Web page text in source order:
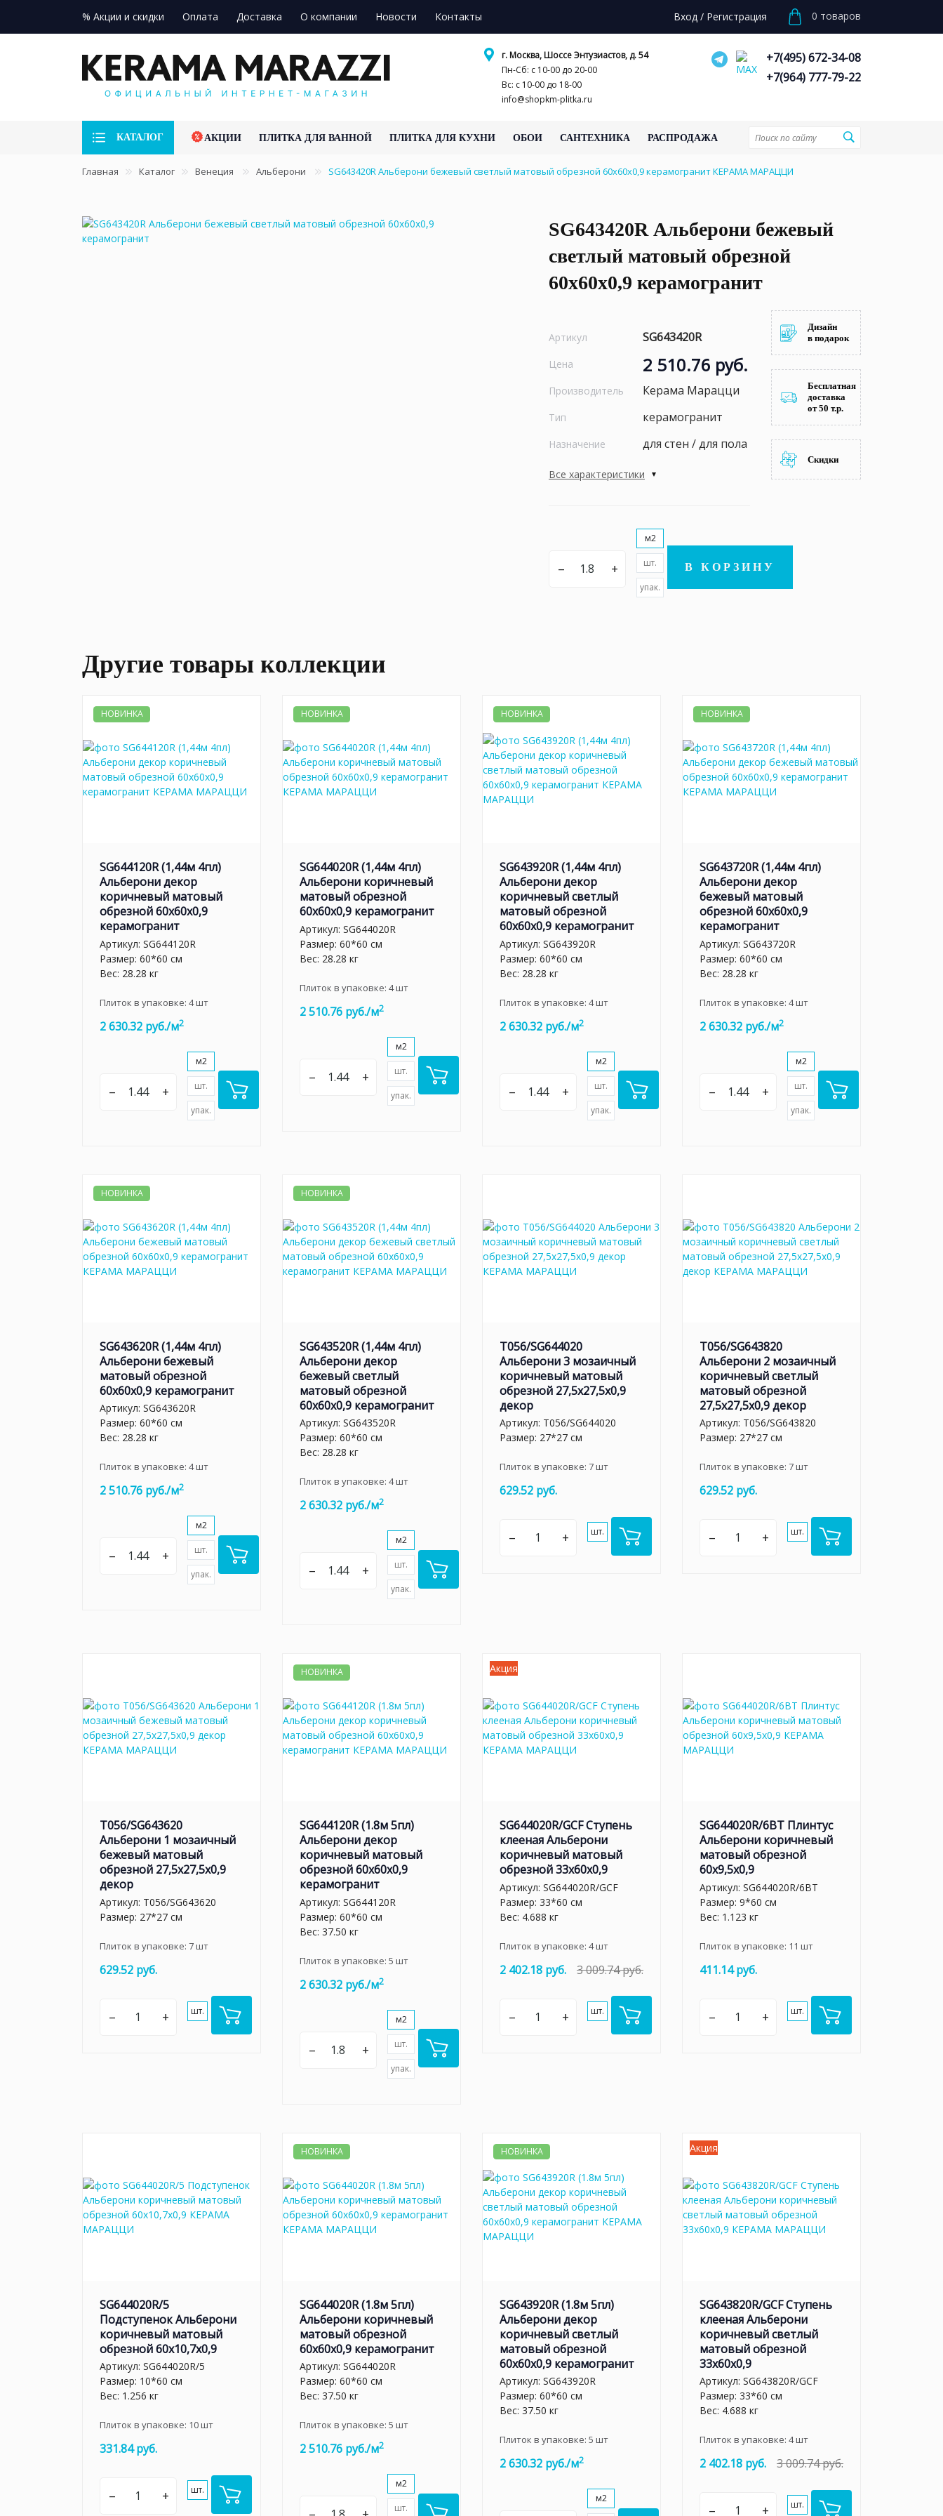
% Акции и скидки Оплата Доставка О компании Новости Контакты Вход / Регистрация 0 товаров
г. Москва, Шоссе Энтузиастов, д. 54
Пн-Сб: с 10-00 до 20-00
Вс: с 10-00 до 18-00
info@shopkm-plitka.ru
+7(495) 672-34-08
+7(964) 777-79-22
КАТАЛОГ АКЦИИ ПЛИТКА ДЛЯ ВАННОЙ ПЛИТКА ДЛЯ КУХНИ ОБОИ САНТЕХНИКА РАСПРОДАЖА
Главная Каталог Венеция Альберони SG643420R Альберони бежевый светлый матовый обрезной 60x60x0,9 керамогранит КЕРАМА МАРАЦЦИ
SG643420R Альберони бежевый
светлый матовый обрезной
60x60x0,9 керамогранит
Артикул SG643420R
Цена 2 510.76 руб.
Производитель Керама Марацци
Тип керамогранит
Назначение для стен / для пола
Все характеристики
– +
м2
шт.
упак.
В КОРЗИНУ
Дизайн
в подарок
Бесплатная
доставка
от 50 т.р.
Скидки
Другие товары коллекции
НОВИНКА
SG644120R (1,44м 4пл)
Альберони декор
коричневый матовый
обрезной 60x60x0,9
керамогранит
Артикул: SG644120R
Размер: 60*60 см
Вес: 28.28 кг
Плиток в упаковке: 4шт
2 630.32 руб./м2
– +
м2
шт.
упак.
НОВИНКА
SG644020R (1,44м 4пл)
Альберони коричневый
матовый обрезной
60x60x0,9 керамогранит
Артикул: SG644020R
Размер: 60*60 см
Вес: 28.28 кг
Плиток в упаковке: 4шт
2 510.76 руб./м2
– +
м2
шт.
упак.
НОВИНКА
SG643920R (1,44м 4пл)
Альберони декор
коричневый светлый
матовый обрезной
60x60x0,9 керамогранит
Артикул: SG643920R
Размер: 60*60 см
Вес: 28.28 кг
Плиток в упаковке: 4шт
2 630.32 руб./м2
– +
м2
шт.
упак.
НОВИНКА
SG643720R (1,44м 4пл)
Альберони декор
бежевый матовый
обрезной 60x60x0,9
керамогранит
Артикул: SG643720R
Размер: 60*60 см
Вес: 28.28 кг
Плиток в упаковке: 4шт
2 630.32 руб./м2
– +
м2
шт.
упак.
НОВИНКА
SG643620R (1,44м 4пл)
Альберони бежевый
матовый обрезной
60x60x0,9 керамогранит
Артикул: SG643620R
Размер: 60*60 см
Вес: 28.28 кг
Плиток в упаковке: 4шт
2 510.76 руб./м2
– +
м2
шт.
упак.
НОВИНКА
SG643520R (1,44м 4пл)
Альберони декор
бежевый светлый
матовый обрезной
60x60x0,9 керамогранит
Артикул: SG643520R
Размер: 60*60 см
Вес: 28.28 кг
Плиток в упаковке: 4шт
2 630.32 руб./м2
– +
м2
шт.
упак.
T056/SG644020
Альберони 3 мозаичный
коричневый матовый
обрезной 27,5x27,5x0,9
декор
Артикул: T056/SG644020
Размер: 27*27 см
Плиток в упаковке: 7шт
629.52 руб.
– + шт.
T056/SG643820
Альберони 2 мозаичный
коричневый светлый
матовый обрезной
27,5x27,5x0,9 декор
Артикул: T056/SG643820
Размер: 27*27 см
Плиток в упаковке: 7шт
629.52 руб.
– + шт.
T056/SG643620
Альберони 1 мозаичный
бежевый матовый
обрезной 27,5x27,5x0,9
декор
Артикул: T056/SG643620
Размер: 27*27 см
Плиток в упаковке: 7шт
629.52 руб.
– + шт.
НОВИНКА
SG644120R (1.8м 5пл)
Альберони декор
коричневый матовый
обрезной 60x60x0,9
керамогранит
Артикул: SG644120R
Размер: 60*60 см
Вес: 37.50 кг
Плиток в упаковке: 5 шт
2 630.32 руб./м2
– +
м2
шт.
упак.
Акция
SG644020R/GCF Ступень
клееная Альберони
коричневый матовый
обрезной 33x60x0,9
Артикул: SG644020R/GCF
Размер: 33*60 см
Вес: 4.688 кг
Плиток в упаковке: 4шт
2 402.18 руб. 3 009.74 руб.
– + шт.
SG644020R/6BT Плинтус
Альберони коричневый
матовый обрезной
60x9,5x0,9
Артикул: SG644020R/6BT
Размер: 9*60 см
Вес: 1.123 кг
Плиток в упаковке: 11 шт
411.14 руб.
– + шт.
SG644020R/5
Подступенок Альберони
коричневый матовый
обрезной 60x10,7x0,9
Артикул: SG644020R/5
Размер: 10*60 см
Вес: 1.256 кг
Плиток в упаковке: 10шт
331.84 руб.
– + шт.
НОВИНКА
SG644020R (1.8м 5пл)
Альберони коричневый
матовый обрезной
60x60x0,9 керамогранит
Артикул: SG644020R
Размер: 60*60 см
Вес: 37.50 кг
Плиток в упаковке: 5 шт
2 510.76 руб./м2
м2
шт.
НОВИНКА
SG643920R (1.8м 5пл)
Альберони декор
коричневый светлый
матовый обрезной
60x60x0,9 керамогранит
Артикул: SG643920R
Размер: 60*60 см
Вес: 37.50 кг
Плиток в упаковке: 5 шт
2 630.32 руб./м2
м2
Акция
SG643820R/GCF Ступень
клееная Альберони
коричневый светлый
матовый обрезной
33x60x0,9
Артикул: SG643820R/GCF
Размер: 33*60 см
Вес: 4.688 кг
Плиток в упаковке: 4шт
2 402.18 руб. 3 009.74 руб.
– + шт.